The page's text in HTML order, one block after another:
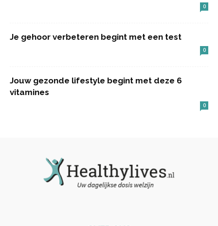
0
Je gehoor verbeteren begint met een test
0
Jouw gezonde lifestyle begint met deze 6
vitamines
0